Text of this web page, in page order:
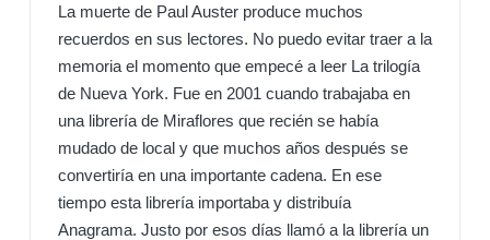
La muerte de Paul Auster produce muchos
recuerdos en sus lectores. No puedo evitar traer a la
memoria el momento que empecé a leer La trilogía
de Nueva York. Fue en 2001 cuando trabajaba en
una librería de Miraflores que recién se había
mudado de local y que muchos años después se
convertiría en una importante cadena. En ese
tiempo esta librería importaba y distribuía
Anagrama. Justo por esos días llamó a la librería un